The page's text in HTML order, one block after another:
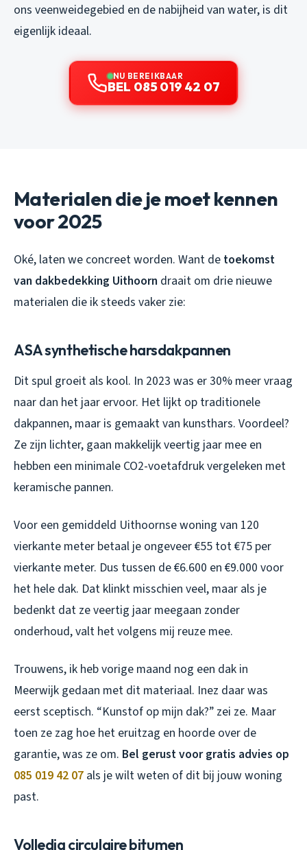
ons veenweidegebied en de nabijheid van water, is dit
eigenlijk ideaal.
NU BEREIKBAAR
BEL 085 019 42 07
Materialen die je moet kennen
voor 2025
Oké, laten we concreet worden. Want de toekomst
van dakbedekking Uithoorn draait om drie nieuwe
materialen die ik steeds vaker zie:
ASA synthetische harsdakpannen
Dit spul groeit als kool. In 2023 was er 30% meer vraag
naar dan het jaar ervoor. Het lijkt op traditionele
dakpannen, maar is gemaakt van kunsthars. Voordeel?
Ze zijn lichter, gaan makkelijk veertig jaar mee en
hebben een minimale CO2-voetafdruk vergeleken met
keramische pannen.
Voor een gemiddeld Uithoornse woning van 120
vierkante meter betaal je ongeveer €55 tot €75 per
vierkante meter. Dus tussen de €6.600 en €9.000 voor
het hele dak. Dat klinkt misschien veel, maar als je
bedenkt dat ze veertig jaar meegaan zonder
onderhoud, valt het volgens mij reuze mee.
Trouwens, ik heb vorige maand nog een dak in
Meerwijk gedaan met dit materiaal. Inez daar was
eerst sceptisch. “Kunstof op mijn dak?” zei ze. Maar
toen ze zag hoe het eruitzag en hoorde over de
garantie, was ze om. Bel gerust voor gratis advies op
085 019 42 07 als je wilt weten of dit bij jouw woning
past.
Volledig circulaire bitumen